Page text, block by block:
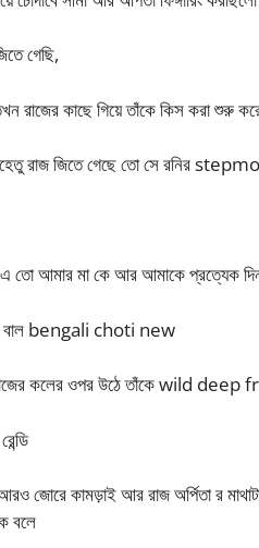
গেছি,
রাজের কাছে গিয়ে তাঁকে কিস করা শুরু
রাজ জিতে গেছে তো সে রনির
এ তো আমার মা কে আর আমাকে প্রত্যেক
বাল bengali choti new
কলের ওপর উঠে তাঁকে wild deep
জোরে কামড়াই আর রাজ অর্পিতা র
বলে